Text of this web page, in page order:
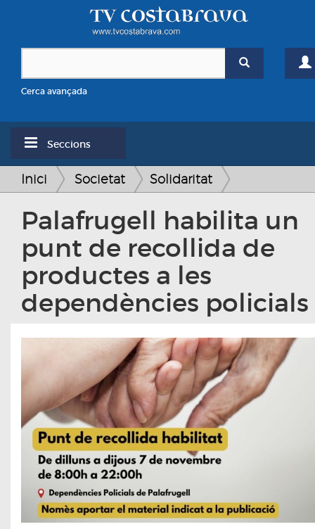
Cerca avançada
Seccions
Inici Societat Solidaritat
Palafrugell habilita un
punt de recollida de
productes a les
dependències policials